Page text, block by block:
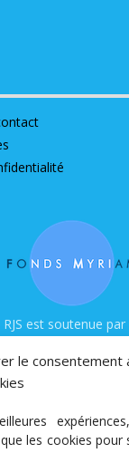
le consentement
les cookies
RJS est soutenue par